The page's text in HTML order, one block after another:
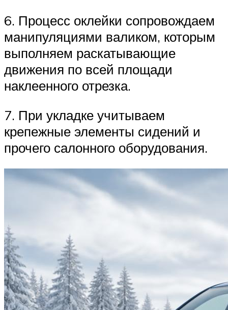
6. Процесс оклейки сопровождаем
манипуляциями валиком, которым
выполняем раскатывающие
движения по всей площади
наклеенного отрезка.
7. При укладке учитываем
крепежные элементы сидений и
прочего салонного оборудования.